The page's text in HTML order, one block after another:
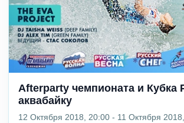
Afterparty чемпионата и Кубка
аквабайку
12 Октября 2018, 20:00 - 11 Октября